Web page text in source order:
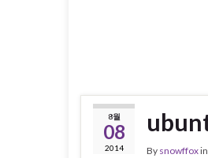
8월
08
2014 By snowffoxin